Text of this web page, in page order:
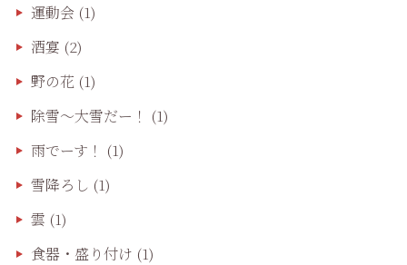
運動会(1)
酒宴 (2)
野の花 (1)
除雪〜大雪だー！ (1)
雨でーす！ (1)
雪降ろし (1)
雲 (1)
食器・盛り付け (1)